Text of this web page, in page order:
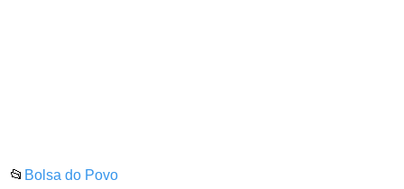
📂 Bolsa do Povo